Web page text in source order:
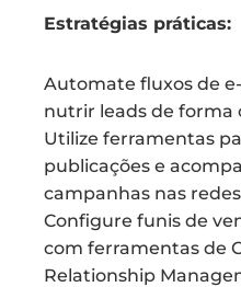
Estratégias práticas:
Automate fluxos de
nutrir leads de forma
Utilize ferramentas
publicações e
campanhas nas redes
Configure funis de
com ferramentas de
Relationship